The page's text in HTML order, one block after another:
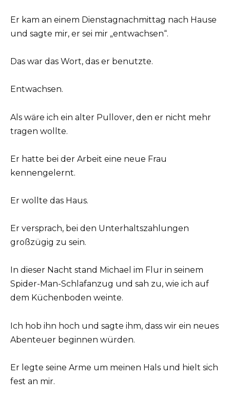
Er kam an einem Dienstagnachmittag nach Hause
und sagte mir, er sei mir „entwachsen“.
Das war das Wort, das er benutzte.
Entwachsen.
Als wäre ich ein alter Pullover, den er nicht mehr
tragen wollte.
Er hatte bei der Arbeit eine neue Frau
kennengelernt.
Er wollte das Haus.
Er versprach, bei den Unterhaltszahlungen
großzügig zu sein.
In dieser Nacht stand Michael im Flur in seinem
Spider-Man-Schlafanzug und sah zu, wie ich auf
dem Küchenboden weinte.
Ich hob ihn hoch und sagte ihm, dass wir ein neues
Abenteuer beginnen würden.
Er legte seine Arme um meinen Hals und hielt sich
fest an mir.